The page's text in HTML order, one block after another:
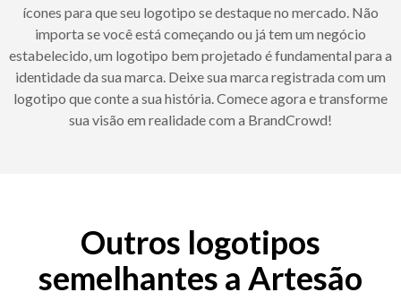
ícones para que seu logotipo se destaque no mercado. Não
importa se você está começando ou já tem um negócio
estabelecido, um logotipo bem projetado é fundamental para a
identidade da sua marca. Deixe sua marca registrada com um
logotipo que conte a sua história. Comece agora e transforme
sua visão em realidade com a BrandCrowd!
Outros logotipos
semelhantes a Artesão